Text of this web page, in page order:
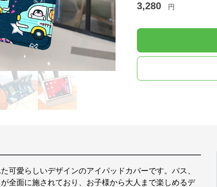
3,280 円
可愛らしいデザインのアイパッドカバーです。バス、
全面に施されており、お子様から大人まで楽しめるデ